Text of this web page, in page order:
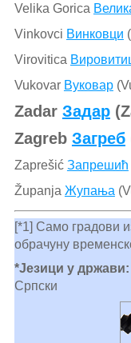
Velika Gorica
Vinkovci Винковци
Virovitica
Vukovar Вуковар
Zadar Задар
Zagreb Загреб
Zaprešić Запрешић
Županja Жупања
[*1] Само градови
обрачуну
*Језици у
Српски